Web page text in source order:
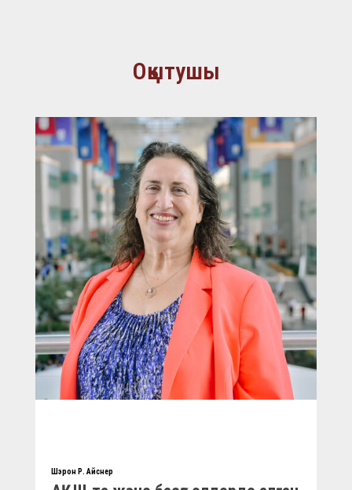
Оқытушы
Шэрон Р. Айснер